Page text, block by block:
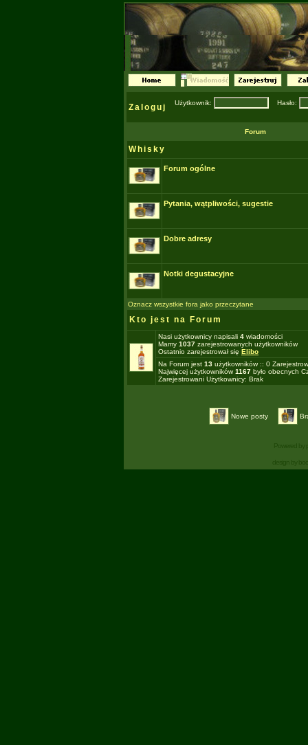
Zaloguj Użytkownik: Hasło:
Forum
Whisky
Forum ogólne
Pytania, wątpliwości, sugestie
Dobre adresy
Notki degustacyjne
Oznacz wszystkie fora jako przeczytane
Kto jest na Forum
Nasi użytkownicy napisali 4 wiadomości
Mamy 1037 zarejestrowanych użytkowników
Ostatnio zarejestrował się Elibo
Na Forum jest 13 użytkowników :: 0
Najwięcej użytkowników 1167 było obecnych
Zarejestrowani Użytkownicy: Brak
Nowe posty